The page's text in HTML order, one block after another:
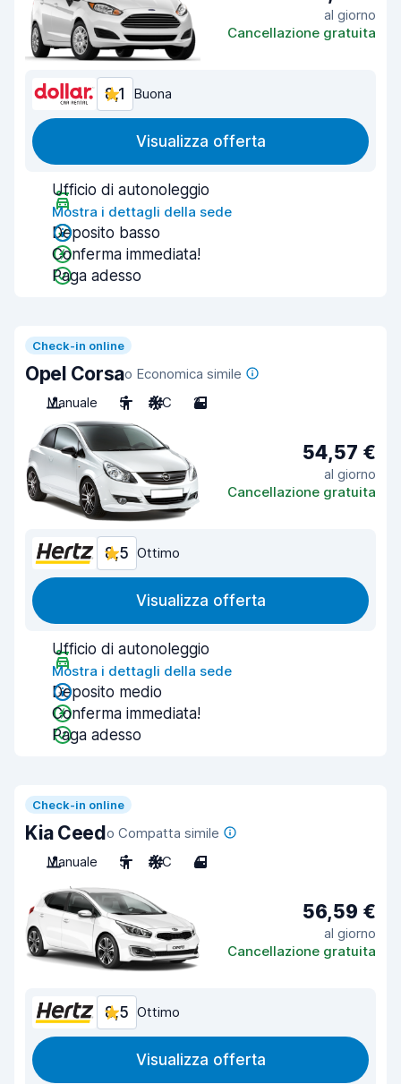
al giorno
Cancellazione gratuita
8,1 Buona
Visualizza offerta
Ufficio di autonoleggio
Mostra i dettagli della sede
Deposito basso
Conferma immediata!
Paga adesso
Check-in online
Opel Corsao Economica simile
Manuale
5 A/C 2
54,57 €
al giorno
Cancellazione gratuita
8,5 Ottimo
Visualizza offerta
Ufficio di autonoleggio
Mostra i dettagli della sede
Deposito medio
Conferma immediata!
Paga adesso
Check-in online
Kia Ceedo Compatta simile
Manuale
5 A/C 4
56,59 €
al giorno
Cancellazione gratuita
8,5 Ottimo
Visualizza offerta